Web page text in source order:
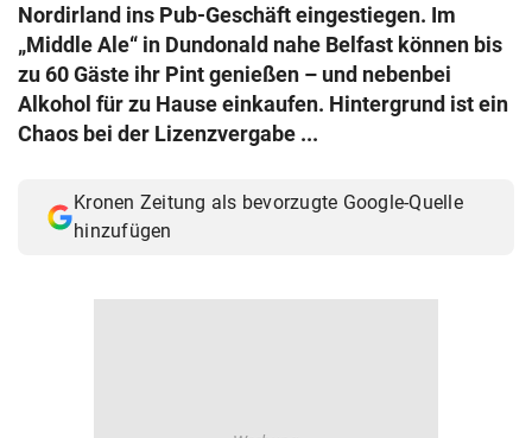
Nordirland ins Pub-Geschäft eingestiegen. Im
„Middle Ale“ in Dundonald nahe Belfast können bis
zu 60 Gäste ihr Pint genießen – und nebenbei
Alkohol für zu Hause einkaufen. Hintergrund ist ein
Chaos bei der Lizenzvergabe ...
Kronen Zeitung als bevorzugte Google-Quelle
hinzufügen